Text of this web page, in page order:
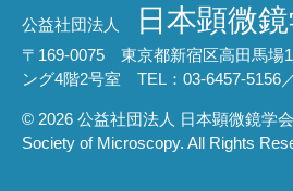
公益社団法人 日本顕微
〒169-0075 東京都新宿区高田馬場
ング4階2号室 TEL：03-6457-5156
© 2026 公益社団法人 日本顕微鏡学
Society of Microscopy. All Rights